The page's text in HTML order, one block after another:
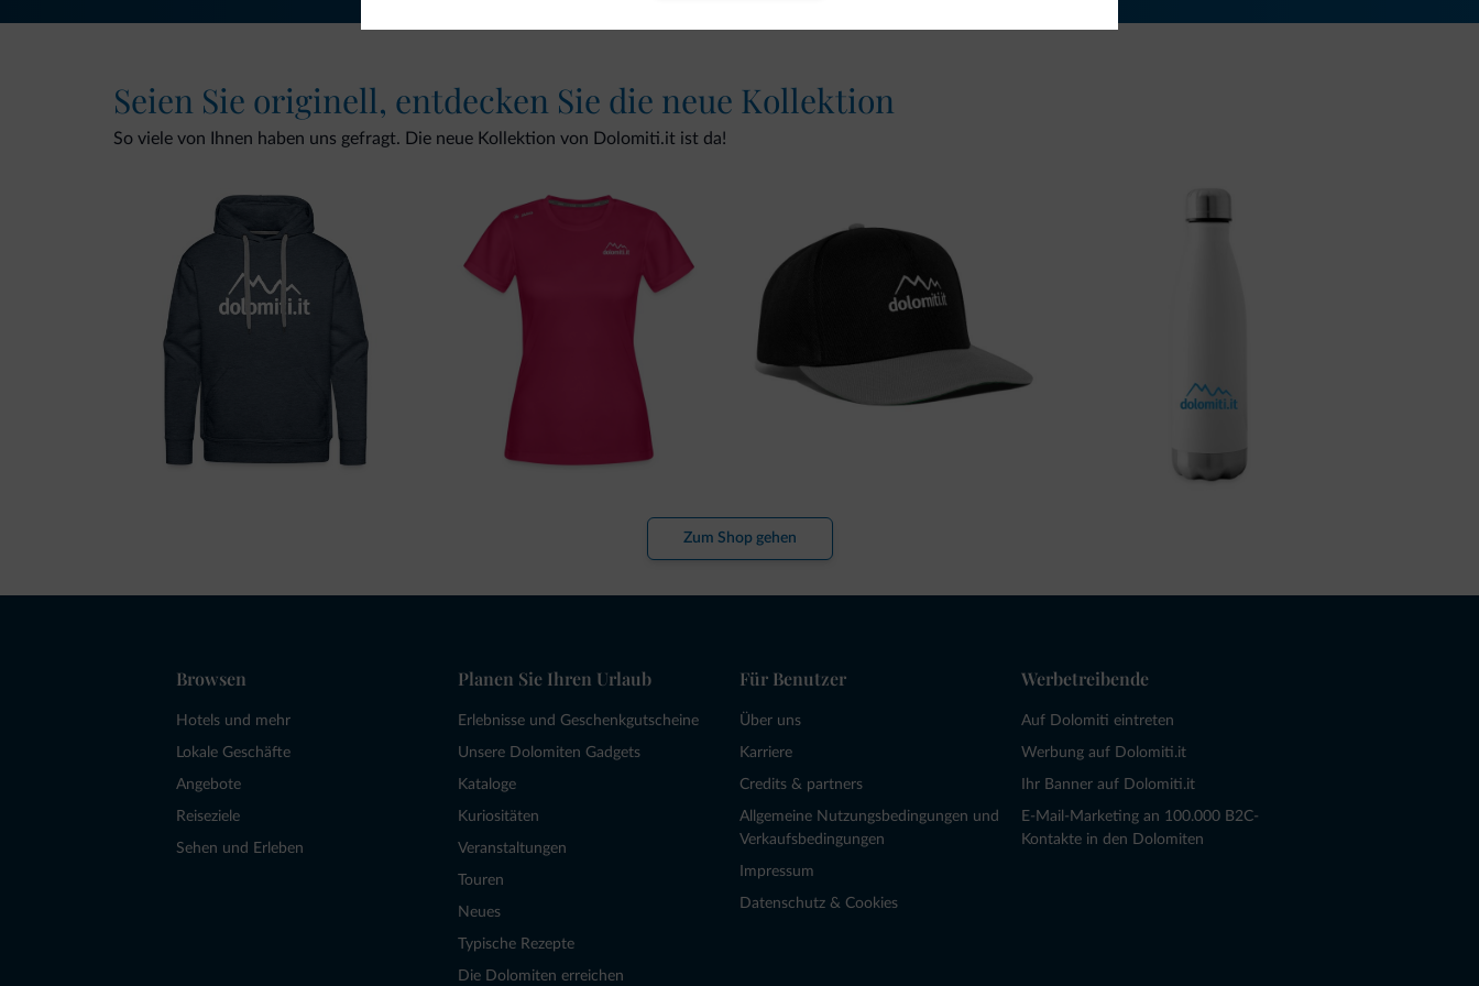
Seien Sie originell, entdecken Sie die neue Kollektion
So viele von Ihnen haben uns gefragt. Die neue Kollektion von Dolomiti.it ist da!
Zum Shop gehen
Browsen
Hotels und mehr
Lokale Geschäfte
Angebote
Reiseziele
Sehen und Erleben
Planen Sie Ihren Urlaub
Erlebnisse und Geschenkgutscheine
Unsere Dolomiten Gadgets
Kataloge
Kuriositäten
Veranstaltungen
Touren
Neues
Typische Rezepte
Die Dolomiten erreichen
Für Benutzer
Über uns
Karriere
Credits & partners
Allgemeine Nutzungsbedingungen und
Verkaufsbedingungen
Impressum
Datenschutz & Cookies
Werbetreibende
Auf Dolomiti eintreten
Werbung auf Dolomiti.it
Ihr Banner auf Dolomiti.it
E-Mail-Marketing an 100.000 B2C-
Kontakte in den Dolomiten